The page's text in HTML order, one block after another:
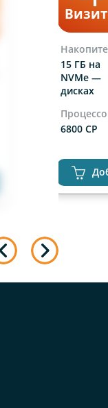
15 ГБ на
NVMe —
дисках
6800 CP